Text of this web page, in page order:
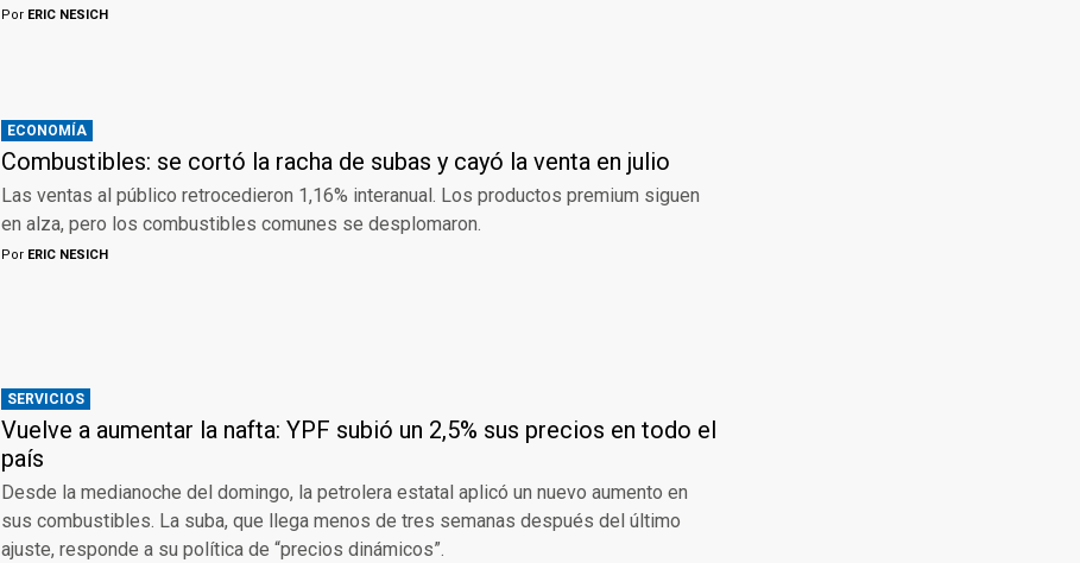
Por ERIC NESICH
ECONOMÍA
Combustibles: se cortó la racha de subas y cayó la venta en julio
Las ventas al público retrocedieron 1,16% interanual. Los productos premium siguen
en alza, pero los combustibles comunes se desplomaron.
Por ERIC NESICH
SERVICIOS
Vuelve a aumentar la nafta: YPF subió un 2,5% sus precios en todo el
país
Desde la medianoche del domingo, la petrolera estatal aplicó un nuevo aumento en
sus combustibles. La suba, que llega menos de tres semanas después del último
ajuste, responde a su política de “precios dinámicos”.